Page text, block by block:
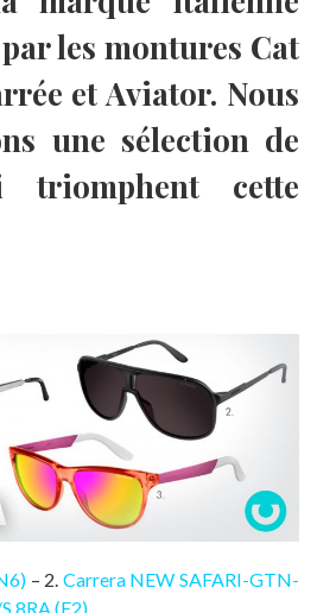
les montures Cat
et Aviator. Nous
une sélection de
triomphent cette
– 2. Carrera NEW SAFARI-GTN-
8RA (E2)